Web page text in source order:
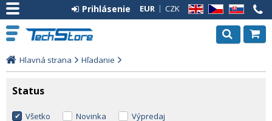
EN CZ SK
EUR CZK
Prihlásenie
Hlavná strana Hľadanie
Status
Všetko Novinka
Výpredaj